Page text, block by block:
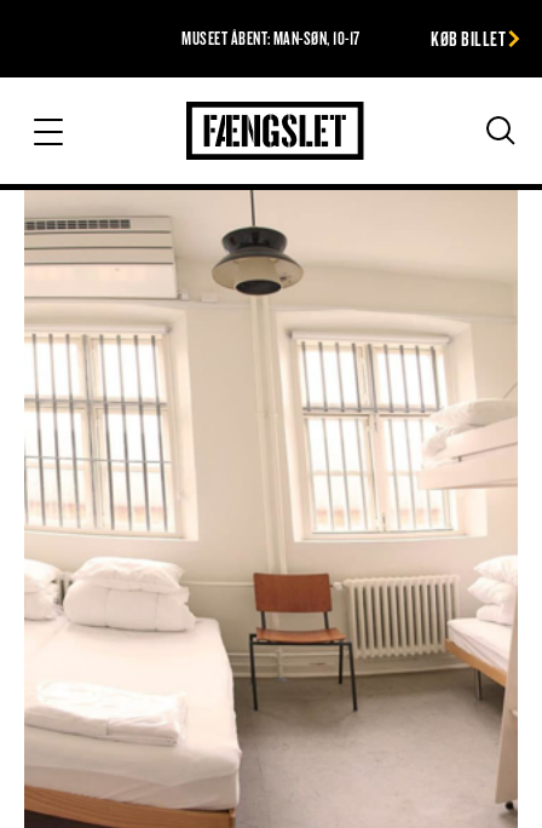
MUSEET ÅBENT: MAN-SØN, 10-17 KØB BILLET
Fængslet
Søg